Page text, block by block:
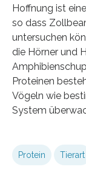
Hoffnung ist
so dass
untersuchen
die Hörner und
Proteinen
Vögeln wie
System
Protein Tierart